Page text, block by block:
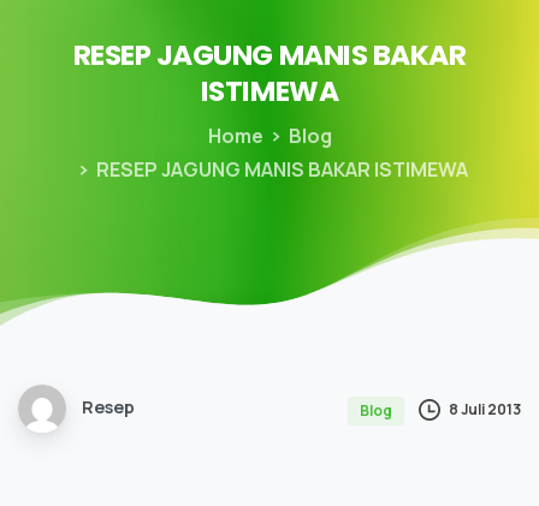
RESEPJAGUNG MANISBAKAR
ISTIMEWA
Home
Blog
RESEP JAGUNG MANIS BAKAR ISTIMEWA
Resep Blog 8 Juli 2013